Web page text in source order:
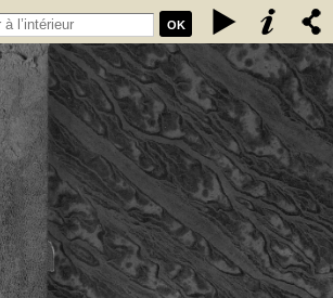
OK
de la France avec ses colonies et les
... - Année 1836 - France. Direction générale